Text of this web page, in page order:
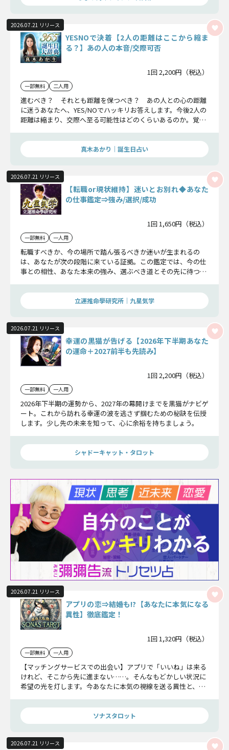
2026.07.21 リリース
YESNOで決着【2人の距離はここから縮ま
る？】あの人の本音/交際可否
1回 2,200円（税込）
一部無料 二人用
進むべき？ それとも距離を保つべき？ あの人との心の距離
に迷うあなたへ、YES/NOでハッキリお答えします。今後2人の
距離は縮まり、交際へ至る可能性はどのくらいあるのか。覚悟
真木あかり｜誕生日占い
2026.07.21 リリース
【転職or現状維持】迷いとお別れ◆あなた
の仕事鑑定⇒強み/選択/成功
1回 1,650円（税込）
一部無料 一人用
転職すべきか、今の場所で踏ん張るべきか――迷いが生まれるの
は、あなたが次の段階に来ている証拠。この鑑定では、今の仕
事との相性、あなた本来の強み、選ぶべき道とその先に待つ成
立運推命學研究所｜九星気学
2026.07.21 リリース
幸運の黒猫が告げる【2026年下半期あなた
の運命＋2027前半も先読み】
1回 2,200円（税込）
一部無料 一人用
2026年下半期の運勢から、2027年の幕開けまでを黒猫がナビゲ
ート。これから訪れる幸運の波を逃さず掴むための秘訣を伝授
します。少し先の未来を知って、心に余裕を持ちましょう。
シャドーキャット・タロット
2026.07.21 リリース
アプリの恋⇒結婚も!?【あなたに本気になる
異性】徹底鑑定！
1回 1,320円（税込）
一部無料 一人用
【マッチングサービスでの出会い】アプリで「いいね」は来る
けれど、そこから先に進まない……。そんなもどかしい状況に
希望の光を灯します。今あなたに本気の視線を送る異性と、2
ソナスタロット
2026.07.21 リリース